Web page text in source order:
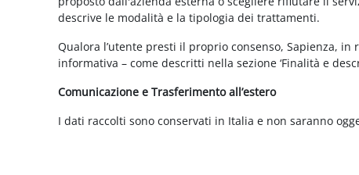
descrive le modalità e la tipologia dei trattamenti.
Qualora l’utente presti il proprio consenso, Sapienza,
informativa – come descritti nella sezione ‘Finalità e
Comunicazione e Trasferimento all’estero
I dati raccolti sono conservati in Italia e non saranno